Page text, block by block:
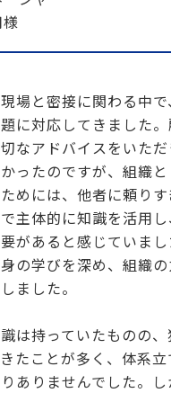
場と密接に関わる中
に対応してきました
なアドバイスをいた
ったのですが、組織
めには、他者に頼り
主体的に知識を活用
があると感じていま
の学びを深め、組織の
ました。
は持っていたものの
たことが多く、体系
ありませんでした。